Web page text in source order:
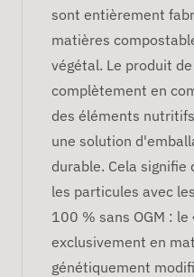
sont entièrement
matières
végétal. Le produit
complètement en
des éléments
une solution
durable. Cela signifie
les particules avec
100 % sans OGM :
exclusivement en
génétiquement